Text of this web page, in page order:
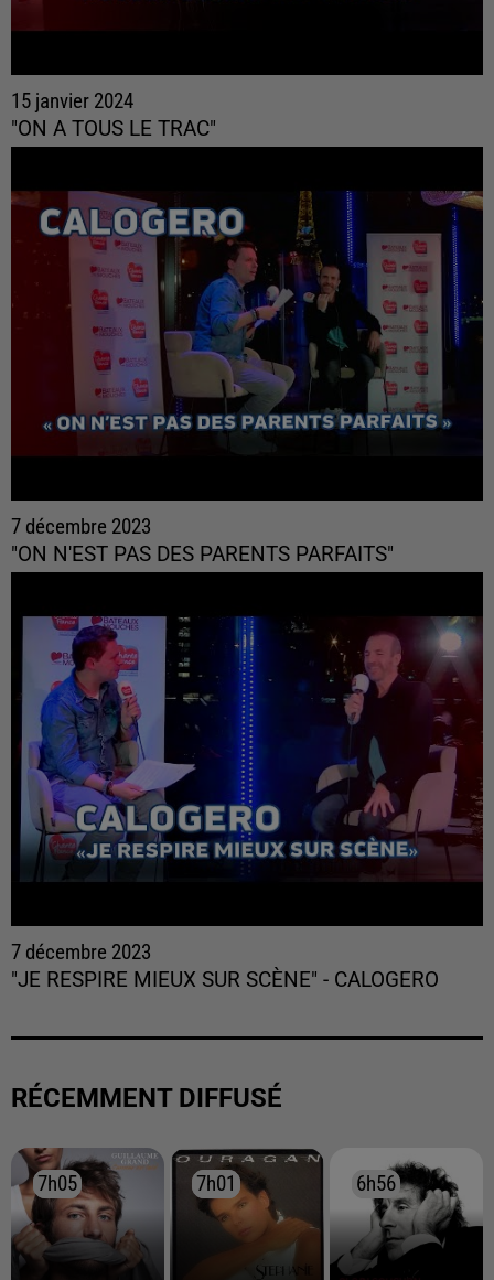
15 janvier 2024
"ON A TOUS LE TRAC"
7 décembre 2023
"ON N'EST PAS DES PARENTS PARFAITS"
7 décembre 2023
"JE RESPIRE MIEUX SUR SCÈNE" - CALOGERO
RÉCEMMENT DIFFUSÉ
7h05
7h05 7h01
7h01 6h56
6h56